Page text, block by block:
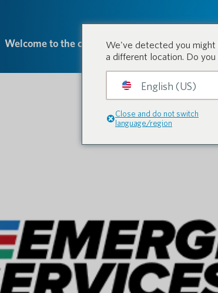
Welcome to the conversation.We've detected you might
a different location. Do
English (US)
Close and do not switch
language/region